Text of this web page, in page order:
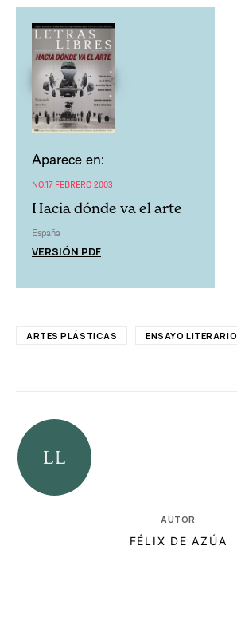
Aparece en:
NO.17 FEBRERO 2003
Hacia dónde va el arte
España
VERSIÓN PDF
ARTES PLÁSTICAS ENSAYO LITERARIO
AUTOR
FÉLIX DE AZÚA